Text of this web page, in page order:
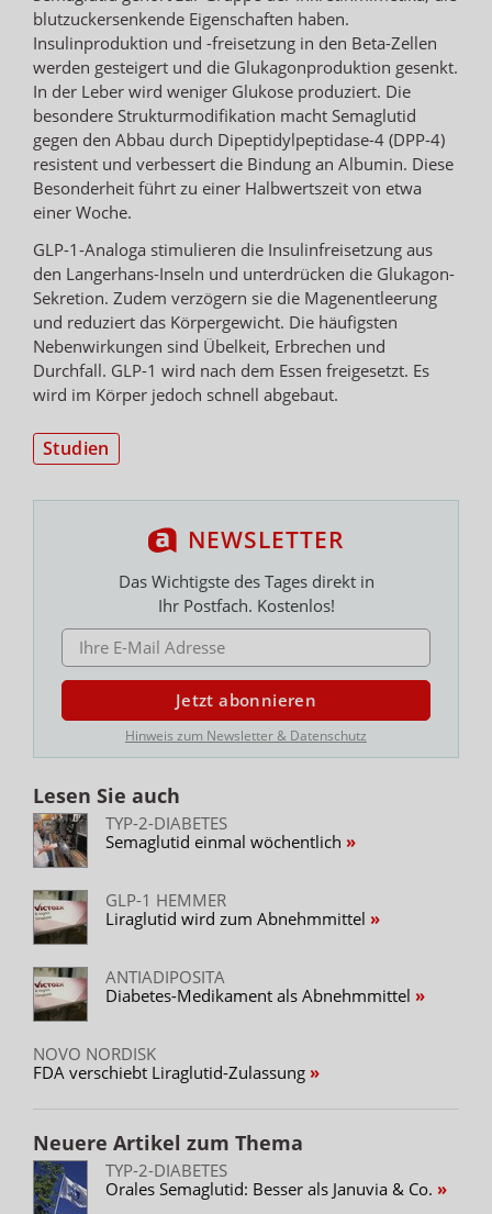
blutzuckersenkende Eigenschaften haben.
Insulinproduktion und -freisetzung in den Beta-Zellen
werden gesteigert und die Glukagonproduktion gesenkt.
In der Leber wird weniger Glukose produziert. Die
besondere Strukturmodifikation macht Semaglutid
gegen den Abbau durch Dipeptidylpeptidase-4 (DPP-4)
resistent und verbessert die Bindung an Albumin. Diese
Besonderheit führt zu einer Halbwertszeit von etwa
einer Woche.
GLP-1-Analoga stimulieren die Insulinfreisetzung aus
den Langerhans-Inseln und unterdrücken die Glukagon-
Sekretion. Zudem verzögern sie die Magenentleerung
und reduziert das Körpergewicht. Die häufigsten
Nebenwirkungen sind Übelkeit, Erbrechen und
Durchfall. GLP-1 wird nach dem Essen freigesetzt. Es
wird im Körper jedoch schnell abgebaut.
Studien
NEWSLETTER
Das Wichtigste des Tages direkt in
Ihr Postfach. Kostenlos!
E-MAIL ADRESSE
Jetzt abonnieren
Hinweis zum Newsletter & Datenschutz
Lesen Sie auch
TYP-2-DIABETES
Semaglutid einmal wöchentlich
GLP-1 HEMMER
Liraglutid wird zum Abnehmmittel
ANTIADIPOSITA
Diabetes-Medikament als Abnehmmittel
NOVO NORDISK
FDA verschiebt Liraglutid-Zulassung
Neuere Artikel zum Thema
TYP-2-DIABETES
Orales Semaglutid: Besser als Januvia & Co.